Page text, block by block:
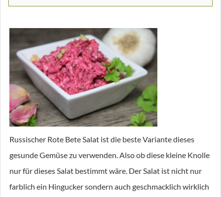
Russischer Rote Bete Salat ist die beste Variante dieses
gesunde Gemüse zu verwenden. Also ob diese kleine Knolle
nur für dieses Salat bestimmt wäre. Der Salat ist nicht nur
farblich ein Hingucker sondern auch geschmacklich wirklich